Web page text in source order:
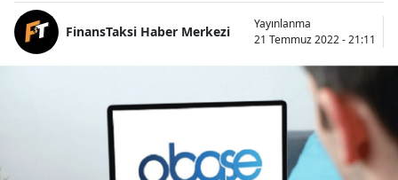
FinansTaksi Haber Merkezi
Yayınlanma
21 Temmuz 2022 - 21:11